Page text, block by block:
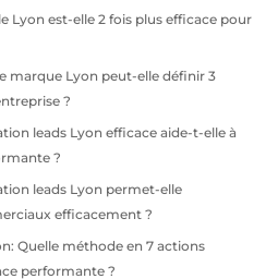
Lyon est-elle 2 fois plus efficace pour
marque Lyon peut-elle définir 3
?
leads Lyon efficace aide-t-elle à
?
leads Lyon permet-elle
efficacement ?
Quelle méthode en 7 actions
performante ?